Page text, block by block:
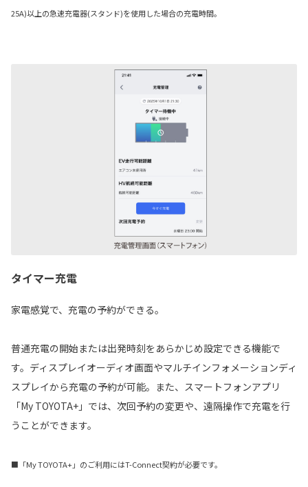
25A)以上の急速充電器(スタンド)を使用した場合の充電時間。
タイマー充電
家電感覚で、充電の予約ができる。
普通充電の開始または出発時刻をあらかじめ設定できる機能で
す。ディスプレイオーディオ画面やマルチインフォメーションディ
スプレイから充電の予約が可能。また、スマートフォンアプリ
「My TOYOTA+」では、次回予約の変更や、遠隔操作で充電を行
うことができます。
■「My TOYOTA+」のご利用にはT-Connect契約が必要です。